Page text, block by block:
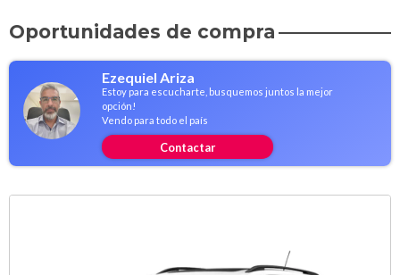
Oportunidades de compra
Ezequiel Ariza
Estoy para escucharte, busquemos juntos la mejor
opción!
Vendo para todo el país
Contactar